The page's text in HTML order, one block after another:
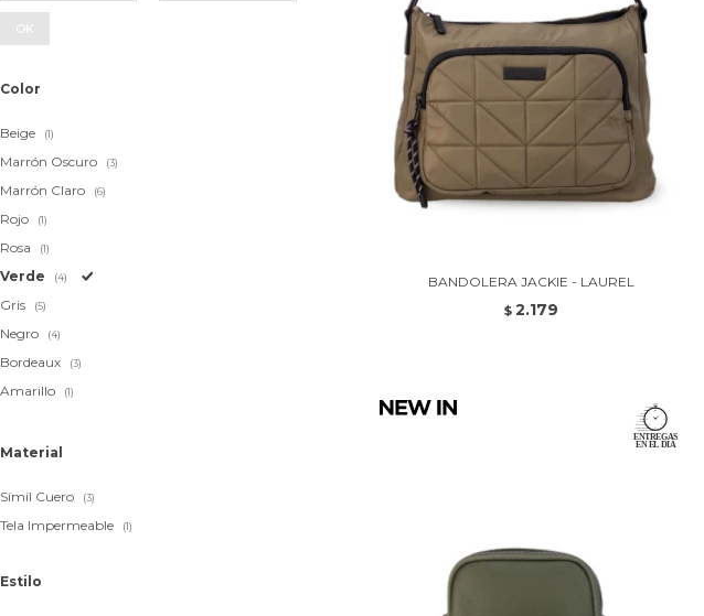
BANDOLERA JACKIE - LAUREL
$ 2.179
OK
Color
Beige (1)
Marrón Oscuro (3)
Marrón Claro (6)
Rojo (1)
Rosa (1)
Verde (4)
Gris (5)
Negro (4)
Bordeaux (3)
Amarillo (1)
Material
Símil Cuero (3)
Tela Impermeable (1)
Estilo